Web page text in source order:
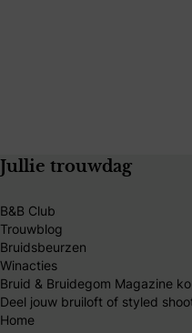
Jullie trouwdag
B&B Club
Trouwblog
Bruidsbeurzen
Winacties
Bruid & Bruidegom Magazine
Deel jouw bruiloft of styled
Home